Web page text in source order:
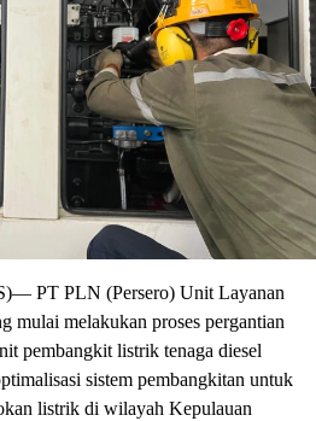
PT PLN (Persero) Unit Layanan
mulai melakukan proses pergantian
pembangkit listrik tenaga diesel
sistem pembangkitan untuk
listrik di wilayah Kepulauan